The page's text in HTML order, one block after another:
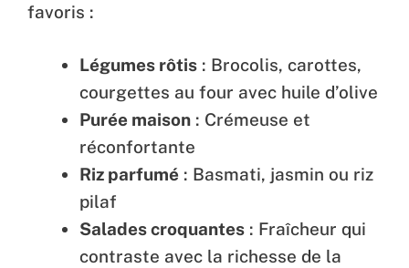
favoris :
Légumes rôtis : Brocolis, carottes,
courgettes au four avec huile d’olive
Purée maison : Crémeuse et
réconfortante
Riz parfumé : Basmati, jasmin ou riz
pilaf
Salades croquantes : Fraîcheur qui
contraste avec la richesse de la